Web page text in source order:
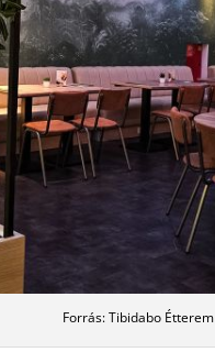
Forrás: Tibidabo Étterem